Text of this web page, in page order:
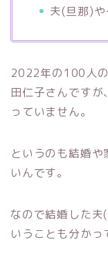
夫(旦那)
2022年の100人
田仁子さんです
っていません。
というのも結婚
いんです。
なので結婚した
いうことも分かっ